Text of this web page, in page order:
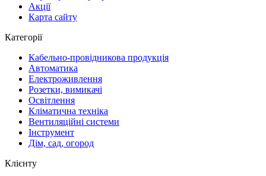
Акції
Карта сайту
Категорії
Кабельно-провідникова продукція
Автоматика
Електроживлення
Розетки, вимикачі
Освітлення
Кліматична техніка
Вентиляційні системи
Інструмент
Дім, сад, огород
Клієнту